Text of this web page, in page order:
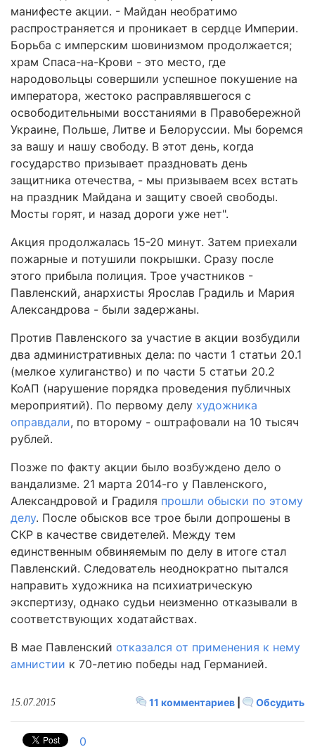
манифесте акции. - Майдан необратимо
распространяется и проникает в сердце Империи.
Борьба с имперским шовинизмом продолжается;
храм Спаса-на-Крови - это место, где
народовольцы совершили успешное покушение на
императора, жестоко расправлявшегося с
освободительными восстаниями в Правобережной
Украине, Польше, Литве и Белоруссии. Мы боремся
за вашу и нашу свободу. В этот день, когда
государство призывает праздновать день
защитника отечества, - мы призываем всех встать
на праздник Майдана и защиту своей свободы.
Мосты горят, и назад дороги уже нет".
Акция продолжалась 15-20 минут. Затем приехали
пожарные и потушили покрышки. Сразу после
этого прибыла полиция. Трое участников -
Павленский, анархисты Ярослав Градиль и Мария
Александрова - были задержаны.
Против Павленского за участие в акции возбудили
два административных дела: по части 1 статьи 20.1
(мелкое хулиганство) и по части 5 статьи 20.2
КоАП (нарушение порядка проведения публичных
мероприятий). По первому делу художника
оправдали, по второму - оштрафовали на 10 тысяч
рублей.
Позже по факту акции было возбуждено дело о
вандализме. 21 марта 2014-го у Павленского,
Александровой и Градиля прошли обыски по этому
делу. После обысков все трое были допрошены в
СКР в качестве свидетелей. Между тем
единственным обвиняемым по делу в итоге стал
Павленский. Следователь неоднократно пытался
направить художника на психиатрическую
экспертизу, однако судьи неизменно отказывали в
соответствующих ходатайствах.
В мае Павленский отказался от применения к нему
амнистии к 70-летию победы над Германией.
11 комментариев Обсудить
15.07.2015
0